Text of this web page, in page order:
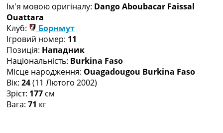
Ще Турніри >>>
Таблиці
Чемпіонат Світу. Турнирні таблиці
Таблиця УПЛ
Перша Ліга
Таблиця АПЛ
Таблиця Ла Ліги
Таблиця Ліги Чемпіонів
Всі таблиці >>>
Рейтинги
Ім'я мовою оригіналу: Dango Aboubacar Faissal
Ouattara
Клуб:
Борнмут
Ігровий номер: 11
Позиція: Нападник
Національність: Burkina Faso
Місце народження: Ouagadougou Burkina Faso
Вік: 24(11 Лютого 2002)
Зріст: 177 см
Вага: 71 кг